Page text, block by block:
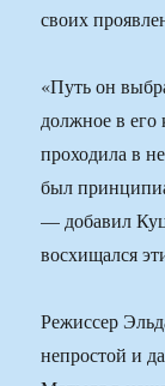
своих
«Путь он
должное в его
проходила в
был
— добавил
восхищался
Режиссер
непростой и